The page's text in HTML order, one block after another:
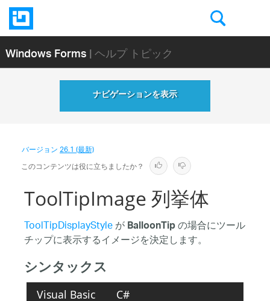
Windows Forms| ヘルプ トピック
ナビゲーションを表示
バージョン26.1 (最新)
このコンテンツは役に立ちましたか？
ToolTipImage 列挙体
ToolTipDisplayStyleがBalloonTipの場合にツール
チップに表示するイメージを決定します。
シンタックス
Visual Basic C#